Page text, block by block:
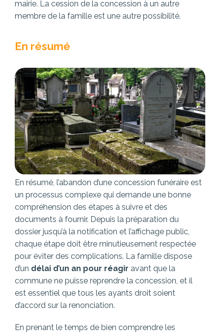
mairie. La cession de la concession à un autre
membre de la famille est une autre possibilité.
En résumé
En résumé, l’abandon d’une concession funéraire est
un processus complexe qui demande une bonne
compréhension des étapes à suivre et des
documents à fournir. Depuis la préparation du
dossier jusqu’à la notification et l’affichage public,
chaque étape doit être minutieusement respectée
pour éviter des complications. La famille dispose
d’un délai d’un an pour réagir avant que la
commune ne puisse reprendre la concession, et il
est essentiel que tous les ayants droit soient
d’accord sur la renonciation.
En prenant le temps de bien comprendre les